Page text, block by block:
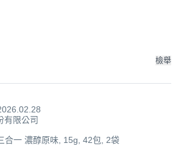
檢舉
有限公司
合一 濃醇原味, 15g, 42包, 2袋